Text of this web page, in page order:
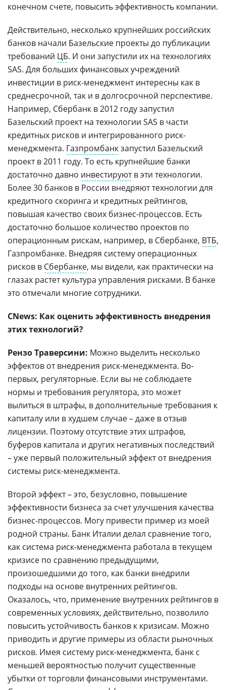
конечном счете, повысить эффективность компании.
Действительно, несколько крупнейших российских
банков начали Базельские проекты до публикации
требований ЦБ. И они запустили их на технологиях
SAS. Для больших финансовых учреждений
инвестиции в риск-менеджмент интересны как в
среднесрочной, так и в долгосрочной перспективе.
Например, Сбербанк в 2012 году запустил
Базельский проект на технологии SAS в части
кредитных рисков и интегрированного риск-
менеджмента. Газпромбанкзапустил Базельский
проект в 2011 году. То есть крупнейшие банки
достаточно давно инвестируютв эти технологии.
Более 30 банков в России внедряют технологии для
кредитного скоринга и кредитных рейтингов,
повышая качество своих бизнес-процессов. Есть
достаточно большое количество проектов по
операционным рискам, например, в Сбербанке, ВТБ,
Газпромбанке. Внедряя систему операционных
рисков в Сбербанке, мы видели, как практически на
глазах растет культура управления рисками. В банке
это отмечали многие сотрудники.
CNews: Как оценить эффективность внедрения
этих технологий?
Рензо Траверсини: Можно выделить несколько
эффектов от внедрения риск-менеджмента. Во-
первых, регуляторные. Если вы не соблюдаете
нормы и требования регулятора, это может
вылиться в штрафы, в дополнительные требования к
капиталу или в худшем случае – даже в отзыв
лицензии. Поэтому отсутствие этих штрафов,
буферов капитала и других негативных последствий
– уже первый положительный эффект от внедрения
системы риск-менеджмента.
Второй эффект – это, безусловно, повышение
эффективности бизнеса за счет улучшения качества
бизнес-процессов. Могу привести пример из моей
родной страны. Банк Италии делал сравнение того,
как система риск-менеджмента работала в текущем
кризисе по сравнению предыдущими,
произошедшими до того, как банки внедрили
подходы на основе внутренних рейтингов.
Оказалось, что, применение внутренних рейтингов в
современных условиях, действительно, позволило
повысить устойчивость банков к кризисам. Можно
приводить и другие примеры из области рыночных
рисков. Имея систему риск-менеджмента, банк с
меньшей вероятностью получит существенные
убытки от торговли финансовыми инструментами.